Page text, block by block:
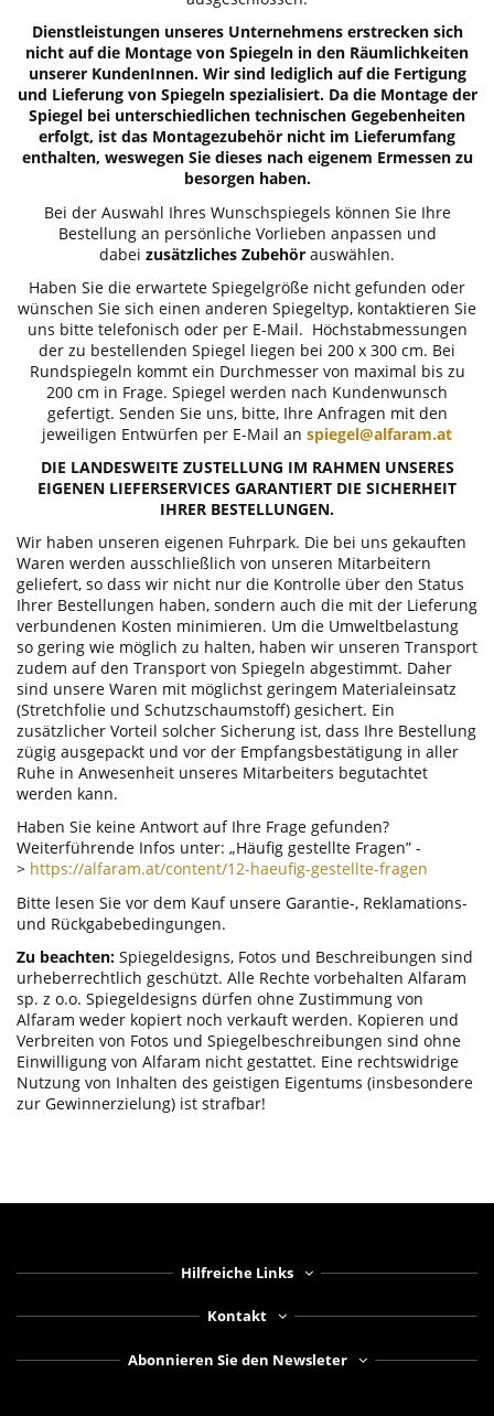
Dienstleistungen unseres Unternehmens erstrecken sich
nicht auf die Montage von Spiegeln in den Räumlichkeiten
unserer KundenInnen. Wir sind lediglich auf die Fertigung
und Lieferung von Spiegeln spezialisiert. Da die Montage der
Spiegel bei unterschiedlichen technischen Gegebenheiten
erfolgt, ist das Montagezubehör nicht im Lieferumfang
enthalten, weswegen Sie dieses nach eigenem Ermessen zu
besorgen haben.
Bei der Auswahl Ihres Wunschspiegels können Sie Ihre
Bestellung an persönliche Vorlieben anpassen und
dabei zusätzliches Zubehör auswählen.
Haben Sie die erwartete Spiegelgröße nicht gefunden oder
wünschen Sie sich einen anderen Spiegeltyp, kontaktieren Sie
uns bitte telefonisch oder per E-Mail. Höchstabmessungen
der zu bestellenden Spiegel liegen bei 200 x 300 cm. Bei
Rundspiegeln kommt ein Durchmesser von maximal bis zu
200 cm in Frage. Spiegel werden nach Kundenwunsch
gefertigt. Senden Sie uns, bitte, Ihre Anfragen mit den
jeweiligen Entwürfen per E-Mail an spiegel@alfaram.at
DIE LANDESWEITE ZUSTELLUNG IM RAHMEN UNSERES
EIGENEN LIEFERSERVICES GARANTIERT DIE SICHERHEIT
IHRER BESTELLUNGEN.
Wir haben unseren eigenen Fuhrpark. Die bei uns gekauften
Waren werden ausschließlich von unseren Mitarbeitern
geliefert, so dass wir nicht nur die Kontrolle über den Status
Ihrer Bestellungen haben, sondern auch die mit der Lieferung
verbundenen Kosten minimieren. Um die Umweltbelastung
so gering wie möglich zu halten, haben wir unseren Transport
zudem auf den Transport von Spiegeln abgestimmt. Daher
sind unsere Waren mit möglichst geringem Materialeinsatz
(Stretchfolie und Schutzschaumstoff) gesichert. Ein
zusätzlicher Vorteil solcher Sicherung ist, dass Ihre Bestellung
zügig ausgepackt und vor der Empfangsbestätigung in aller
Ruhe in Anwesenheit unseres Mitarbeiters begutachtet
werden kann.
Haben Sie keine Antwort auf Ihre Frage gefunden?
Weiterführende Infos unter: „Häufig gestellte Fragen” -
> https://alfaram.at/content/12-haeufig-gestellte-fragen
Bitte lesen Sie vor dem Kauf unsere Garantie-, Reklamations-
und Rückgabebedingungen.
Zu beachten: Spiegeldesigns, Fotos und Beschreibungen sind
urheberrechtlich geschützt. Alle Rechte vorbehalten Alfaram
sp. z o.o. Spiegeldesigns dürfen ohne Zustimmung von
Alfaram weder kopiert noch verkauft werden. Kopieren und
Verbreiten von Fotos und Spiegelbeschreibungen sind ohne
Einwilligung von Alfaram nicht gestattet. Eine rechtswidrige
Nutzung von Inhalten des geistigen Eigentums (insbesondere
zur Gewinnerzielung) ist strafbar!
Hilfreiche Links
Kontakt
Abonnieren Sie den Newsleter